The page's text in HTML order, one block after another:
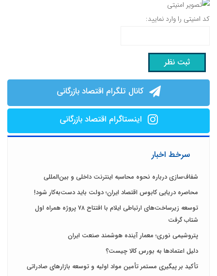
کد امنیتی را وارد نمایید:
کانال تلگرام اقتصاد بازرگانی
اینستاگرام اقتصاد بازرگانی
سرخط اخبار
شفاف‌سازی درباره نحوه محاسبه اینترنت داخلی و بین‌المللی
محاصره دریایی کابوس اقتصاد ایران؛ دولت باید دست‌به‌کار شود!
توسعه زیرساخت‌های ارتباطی ایلام با افتتاح ۷۸ پروژه همراه اول
شتاب گرفت
پتروشیمی نوری؛ معمار آینده هوشمند صنعت ایران
دلیل اعتمادها به بورس کالا چیست؟
تأکید بر پیگیری مستمر تأمین مواد اولیه و توسعه بازارهای صادراتی